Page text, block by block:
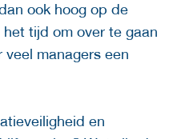
ook hoog op de
tijd om over te gaan
managers een
en